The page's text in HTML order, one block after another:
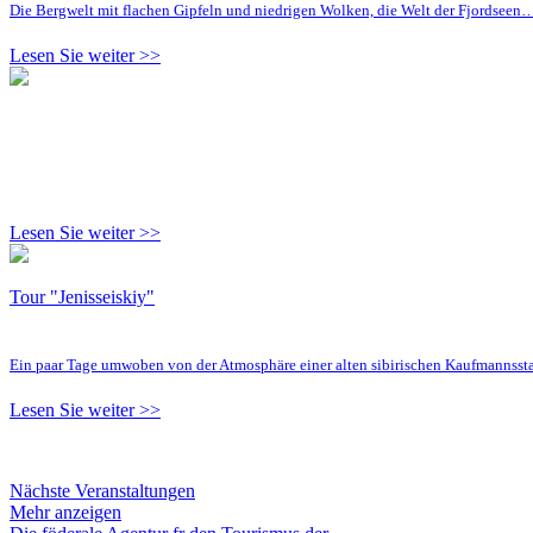
Die Bergwelt mit flachen Gipfeln und niedrigen Wolken, die Welt der Fjordseen…
Lesen Sie weiter >>
Lesen Sie weiter >>
Tour "Jenisseiskiy"
Ein paar Tage umwoben von der Atmosphäre einer alten sibirischen
Lesen Sie weiter >>
Nächste Veranstaltungen
Mehr anzeigen